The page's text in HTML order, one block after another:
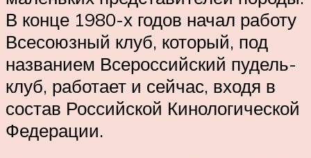
В конце 1980-х годов начал работу
Всесоюзный клуб, который, под
названием Всероссийский пудель-
клуб, работает и сейчас, входя в
состав Российской Кинологической
Федерации.